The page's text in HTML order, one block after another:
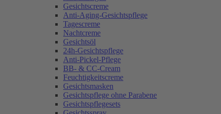
Gesichtscreme
Anti-Aging-Gesichtspflege
Tagescreme
Nachtcreme
Gesichtsöl
24h-Gesichtspflege
Anti-Pickel-Pflege
BB- & CC-Cream
Feuchtigkeitscreme
Gesichtsmasken
Gesichtspflege ohne Parabene
Gesichtspflegesets